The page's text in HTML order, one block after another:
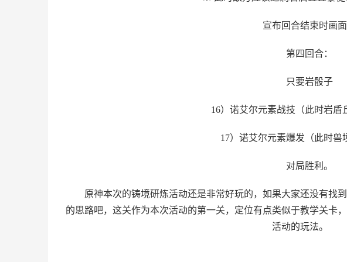
宣布回合结束时画面
第四回合：
只要岩骰子
16）诺艾尔元素战技（此时岩盾
17）诺艾尔元素爆发（此时兽
对局胜利。
原神本次的铸境研炼活动还是非常好玩的，如果大家还没有找
的思路吧，这关作为本次活动的第一关，定位有点类似于教学关卡
活动的玩法。